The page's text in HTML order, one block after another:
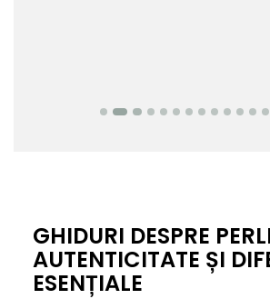
GHIDURI DESPRE
AUTENTICITATE ȘI
ESENȚIALE